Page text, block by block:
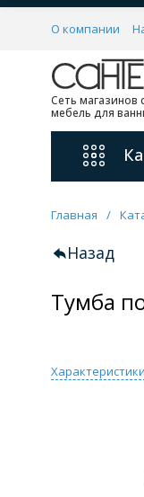
О компании
Сеть магазинов
мебель для
Для
Главная /
Назад
Тумба
Характеристики